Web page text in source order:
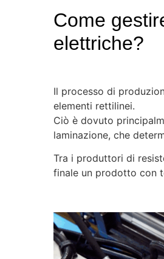
Come
elettriche?
Il processo di
elementi rettilinei.
Ciò è dovuto
laminazione, che
Tra i produttori di
finale un prodotto con